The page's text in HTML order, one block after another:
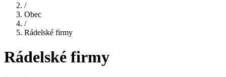
/
Obec
/
Rádelské firmy
Rádelské firmy